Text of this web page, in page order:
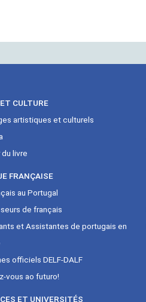
CULTURE
artistiques et culturels
livre
FRANÇAISE
au Portugal
de français
et Assistantes de portugais en
officiels DELF-DALF
vous ao futuro!
ET UNIVERSITÉS